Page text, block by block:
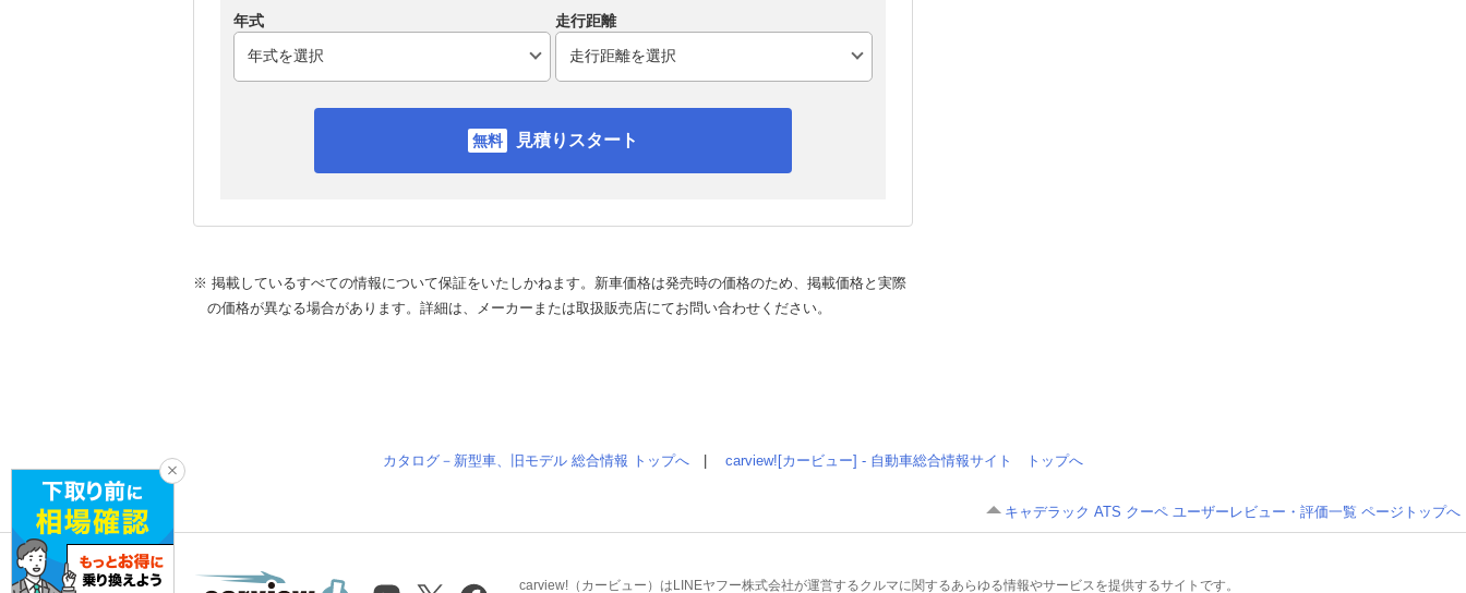
年式 走行距離
見積りスタート
※ 掲載しているすべての情報について保証をいたしかねます。新車価格は発売時の価格のため、掲載価格と実際
の価格が異なる場合があります。詳細は、メーカーまたは取扱販売店にてお問い合わせください。
カタログ－新型車、旧モデル 総合情報 トップへ carview![カービュー] - 自動車総合情報サイト トップへ
キャデラック ATS クーペ ユーザーレビュー・評価一覧 ページトップへ
carview!（カービュー）はLINEヤフー株式会社が運営するクルマに関するあらゆる情報やサービスを提供するサイトです。